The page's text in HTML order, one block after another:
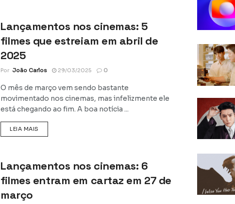
Lançamentos nos cinemas: 5
filmes que estreiam em abril de
2025
Por João Carlos 29/03/2025 0
O mês de março vem sendo bastante
movimentado nos cinemas, mas infelizmente ele
está chegando ao fim. A boa notícia ...
LEIA MAIS
Lançamentos nos cinemas: 6
filmes entram em cartaz em 27 de
março